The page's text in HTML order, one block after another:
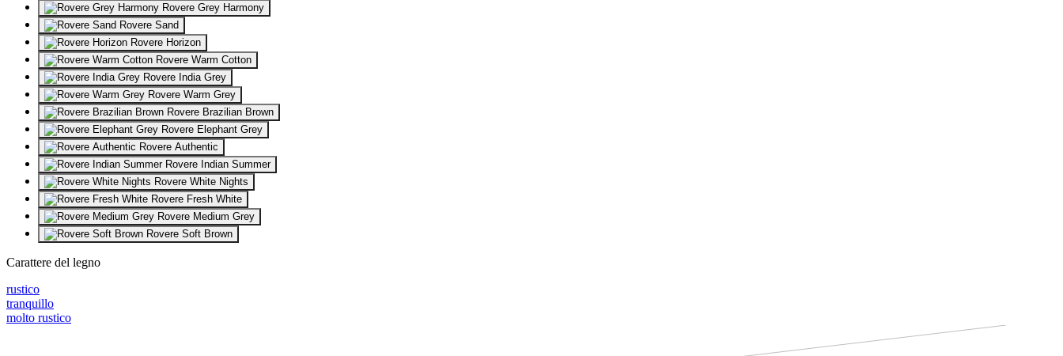
Rovere Grey Harmony
Rovere Sand
Rovere Horizon
Rovere Warm Cotton
Rovere India Grey
Rovere Warm Grey
Rovere Brazilian Brown
Rovere Elephant Grey
Rovere Authentic
Rovere Indian Summer
Rovere White Nights
Rovere Fresh White
Rovere Medium Grey
Rovere Soft Brown
Carattere del legno
rustico
tranquillo
molto rustico